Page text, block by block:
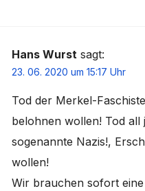
Hans Wurst sagt:
23. 06. 2020 um 15:17 Uhr
Tod der Merkel-
belohnen wollen! Tod all
sogenannte Nazis!,
wollen!
Wir brauchen sofort